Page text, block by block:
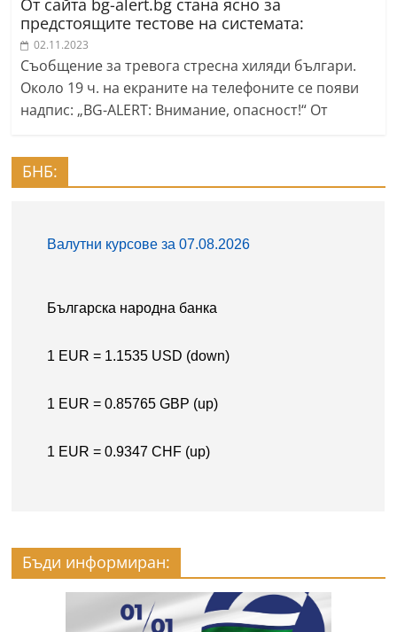
предстоящите тестове на системата:
02.11.2023
Съобщение за тревога стресна хиляди българи.
Около 19 ч. на екраните на телефоните се появи
надпис: „BG-ALERT: Внимание, опасност!“ От
БНБ:
Бъди информиран: